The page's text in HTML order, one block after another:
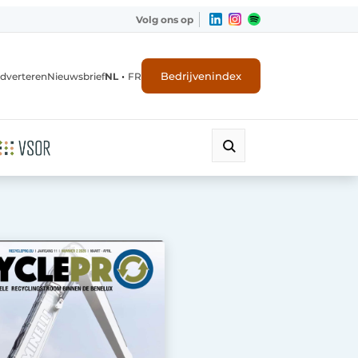
Volg ons op
NieuwsbriefNL • FR Bedrijvenindex